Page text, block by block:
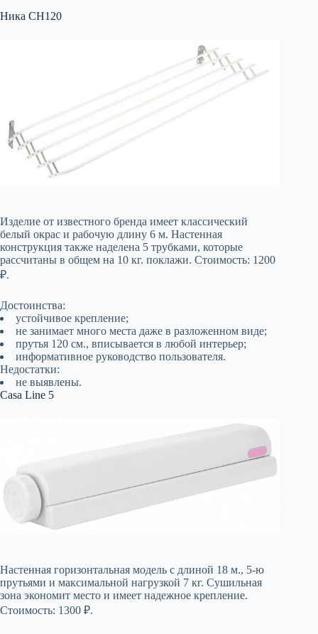
Ника CH120
Изделие от известного бренда имеет классический
белый окрас и рабочую длину 6 м. Настенная
конструкция также наделена 5 трубками, которые
рассчитаны в общем на 10 кг. поклажи. Стоимость: 1200
₽.
Достоинства:
устойчивое крепление;
не занимает много места даже в разложенном виде;
прутья 120 см., вписывается в любой интерьер;
информативное руководство пользователя.
Недостатки:
не выявлены.
Casa Line 5
Настенная горизонтальная модель с длиной 18 м., 5-ю
прутьями и максимальной нагрузкой 7 кг. Сушильная
зона экономит место и имеет надежное крепление.
Стоимость: 1300 ₽.